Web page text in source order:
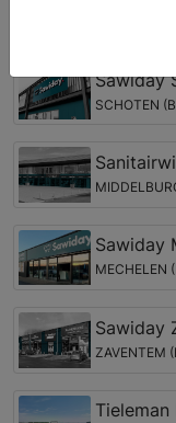
Badkamer
Sawiday
SCHOTEN
Sawiday
MECHELEN
Sawiday
ZAVENTEM
Tieleman